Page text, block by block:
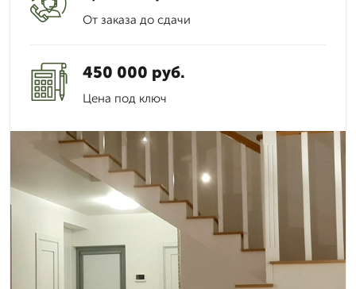
От заказа до сдачи
450 000 руб.
Цена под ключ